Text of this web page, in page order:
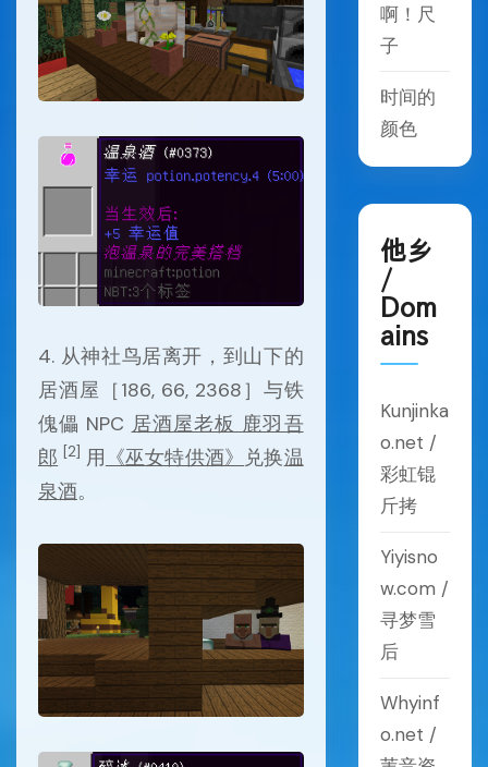
4. 从神社鸟居离开，到山下的
居酒屋［186, 66, 2368］与铁
傀儡 NPC 居酒屋老板 鹿羽吾
郎 [2] 用 《巫女特供酒》 兑换温
泉酒。
啊！尺
子
时间的
颜色
他乡
/
Dom
ains
Kunjinka
o.net /
彩虹锟
斤拷
Yiyisno
w.com /
寻梦雪
后
Whyinf
o.net /